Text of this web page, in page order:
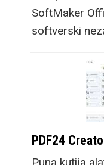
SoftMaker
softverski
PDF24
Puna kutija